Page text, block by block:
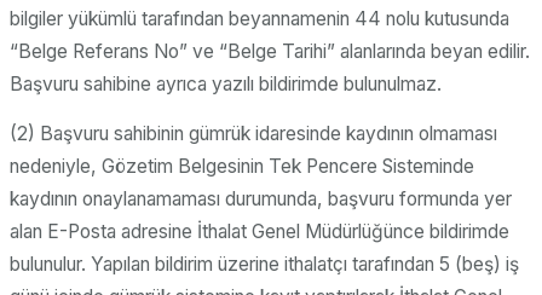
bilgiler yükümlü tarafından beyannamenin 44 nolu kutusunda
“Belge Referans No” ve “Belge Tarihi” alanlarında beyan edilir.
Başvuru sahibine ayrıca yazılı bildirimde bulunulmaz.
(2) Başvuru sahibinin gümrük idaresinde kaydının olmaması
nedeniyle, Gözetim Belgesinin Tek Pencere Sisteminde
kaydının onaylanamaması durumunda, başvuru formunda yer
alan E-Posta adresine İthalat Genel Müdürlüğünce bildirimde
bulunulur. Yapılan bildirim üzerine ithalatçı tarafından 5 (beş) iş